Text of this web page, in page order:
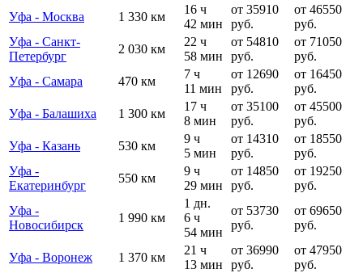
Уфа - Москва
1 330 км
16 ч
42 мин
от 35910
руб.
от 46550
руб.
Уфа - Санкт-
Петербург
2 030 км
22 ч
58 мин
от 54810
руб.
от 71050
руб.
Уфа - Самара
470 км
7 ч
11 мин
от 12690
руб.
от 16450
руб.
Уфа - Балашиха
1 300 км
17 ч
8 мин
от 35100
руб.
от 45500
руб.
Уфа - Казань
530 км
9 ч
5 мин
от 14310
руб.
от 18550
руб.
Уфа -
Екатеринбург
550 км
9 ч
29 мин
от 14850
руб.
от 19250
руб.
Уфа -
Новосибирск
1 990 км
1 дн.
6 ч
54 мин
от 53730
руб.
от 69650
руб.
Уфа - Воронеж 1 370 км
21 ч
13 мин
от 36990
руб.
от 47950
руб.